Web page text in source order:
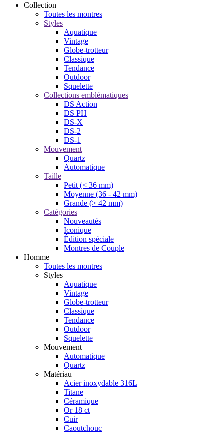
Collection
Toutes les montres
Styles
Aquatique
Vintage
Globe-trotteur
Classique
Tendance
Outdoor
Squelette
Collections emblématiques
DS Action
DS PH
DS-X
DS-2
DS-1
Mouvement
Quartz
Automatique
Taille
Petit (< 36 mm)
Moyenne (36 - 42 mm)
Grande (> 42 mm)
Catégories
Nouveautés
Iconique
Édition spéciale
Montres de Couple
Homme
Toutes les montres
Styles
Aquatique
Vintage
Globe-trotteur
Classique
Tendance
Outdoor
Squelette
Mouvement
Automatique
Quartz
Matériau
Acier inoxydable 316L
Titane
Céramique
Or 18 ct
Cuir
Caoutchouc